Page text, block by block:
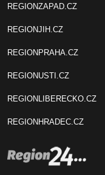
REGIONZAPAD.CZ
REGIONJIH.CZ
REGIONPRAHA.CZ
REGIONUSTI.CZ
REGIONLIBERECKO.CZ
REGIONHRADEC.CZ